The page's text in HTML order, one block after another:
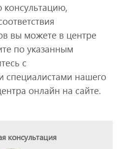
консультацию,
вы можете в центре
по указанным
с
нашего
онлайн на сайте.
консультация